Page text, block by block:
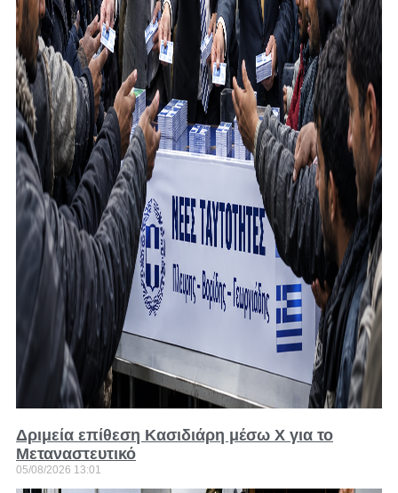
Δριμεία επίθεση Κασιδιάρη μέσω Χ για το
Μεταναστευτικό
05/08/2026 13:01